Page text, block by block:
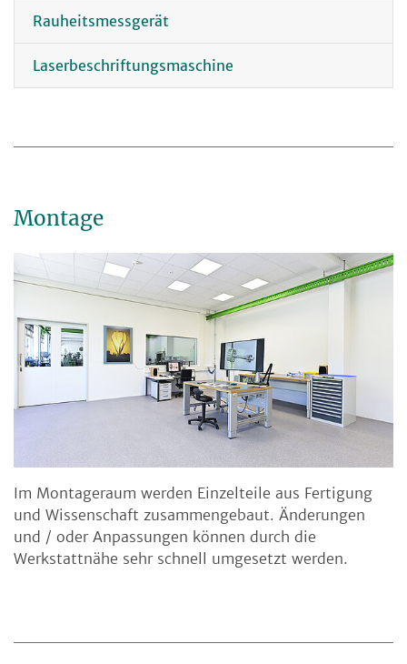
Rauheitsmessgerät
Laserbeschriftungsmaschine
Montage
Im Montageraum werden Einzelteile aus Fertigung
und Wissenschaft zusammengebaut. Änderungen
und / oder Anpassungen können durch die
Werkstattnähe sehr schnell umgesetzt werden.